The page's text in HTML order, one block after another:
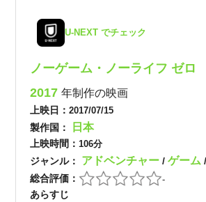
U-NEXT でチェック
ノーゲーム・ノーライフ ゼロ
2017年制作の映画
上映日：2017/07/15
製作国： 日本
上映時間： 106分
ジャンル： アドベンチャー/ゲーム
総合評価： -
あらすじ